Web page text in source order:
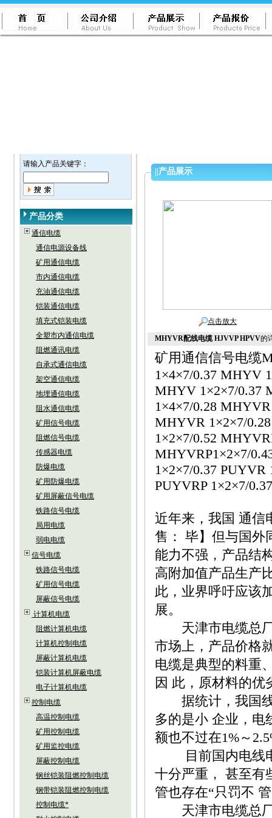
请输入产品关键字：
产品分类
通信电缆
通信电源设备线
矿用通信电缆
市内通信电缆
充油通信电缆
铠装通信电缆
填充式铠装电缆
全塑市内通信电缆
阻燃通讯电缆
自承式通信电缆
架空通信电缆
地埋通信电缆
阻水通信电缆
矿用信号电缆
阻燃信号电缆
传感器电缆
防爆电缆
矿用防爆电缆
矿用屏蔽信号电缆
铁路信号电缆
局用电缆
弱电电缆
信号电缆
铁路信号电缆
矿用信号电缆
屏蔽信号电缆
计算机电缆
阻燃计算机电缆
计算机控制电缆
屏蔽计算机电缆
铠装计算机屏蔽电缆
电子计算机电缆
控制电缆
高温控制电缆
矿用控制电缆
矿用监控电缆
屏蔽控制电缆
钢丝铠装阻燃控制电缆
钢带铠装阻燃控制电缆
控制电缆*
产品展示
点击放大
MHYVR配线电缆 HJVVP HPVV的
矿用通信信号电缆
1×4×7/0.37 MHYV
MHYV 1×2×7/0.37
1×4×7/0.28
MHYVR 1×2×7/
1×2×7/0.52
MHYVRP1×2×7/
1×2×7/0.37 PUYVR
PUYVRP 1×2×7/
近年来，我国 通信
售： 毕】但与国外
能力不强，产品结
高附加值产品生产
此，业界呼吁应该
展。
天津市电缆总厂*
市场上，产品价格
电缆是典型的料重
因 此，原材料的优
据统计，我国线
多的是小 企业，电
额也不过在1%～
目前国内电线电
十分严重， 甚至有
管也存在“只罚不
天津市电缆总厂